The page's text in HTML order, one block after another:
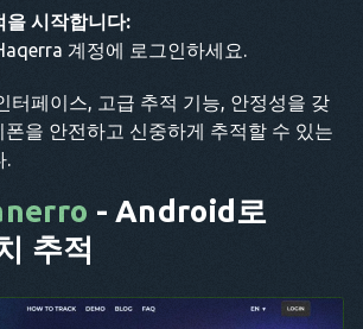
을 시작합니다:
계정에 로그인하세요.
터페이스, 고급 추적 기능, 안정성을 갖
을 안전하고 신중하게 추적할 수 있는
.
- Android로
추적